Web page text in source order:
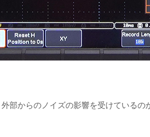
部からのノイズの影響を受けている